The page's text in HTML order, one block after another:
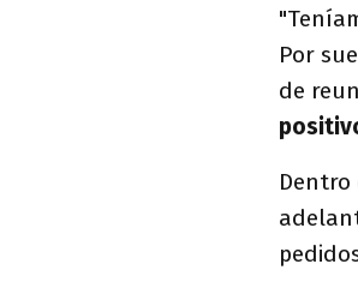
Por
de